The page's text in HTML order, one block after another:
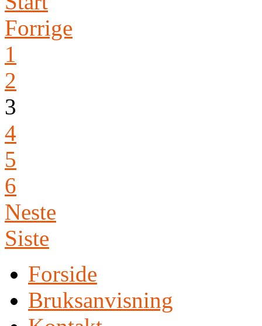
Forrige
1
2
3
4
5
6
Neste
Siste
Forside
Bruksanvisning